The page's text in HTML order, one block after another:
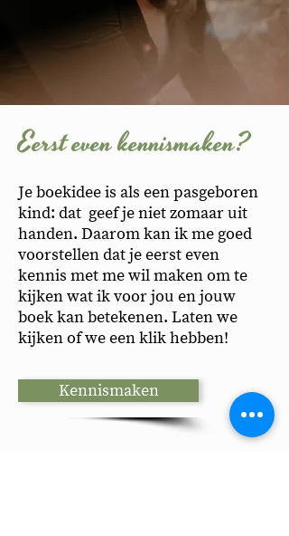
Eerst even kennismaken?
Je boekidee is als een pasgeboren
kind: dat geef je niet zomaar uit
handen. Daarom kan ik me goed
voorstellen dat je eerst even
kennis met me wil maken om te
kijken wat ik voor jou en jouw
boek kan betekenen. Laten we
kijken of we een klik hebben!
Kennismaken